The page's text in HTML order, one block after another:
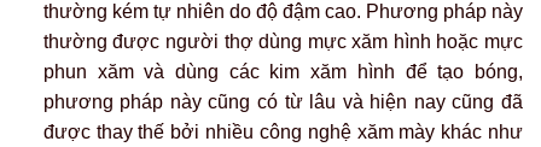
thường kém tự nhiên do độ đậm cao. Phương pháp này
thường được người thợ dùng mực xăm hình hoặc mực
phun xăm và dùng các kim xăm hình để tạo bóng,
phương pháp này cũng có từ lâu và hiện nay cũng đã
được thay thế bởi nhiều công nghệ xăm mày khác như